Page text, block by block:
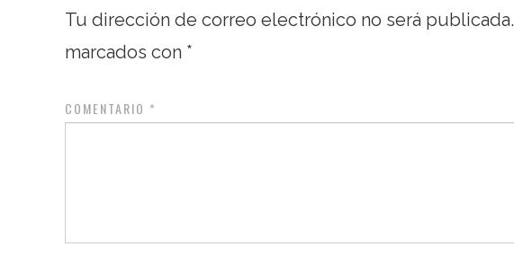
Tu dirección de correo electrónico no será publicada.
marcados con *
COMENTARIO *